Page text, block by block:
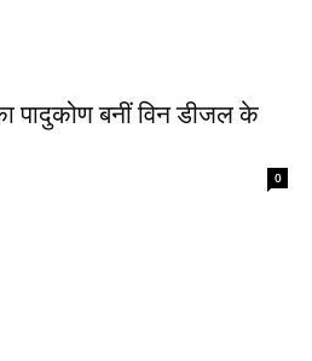
पादुकोण बनीं विन डीजल के
0